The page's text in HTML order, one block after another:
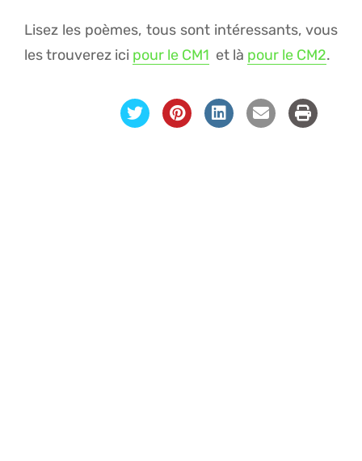
Lisez les poèmes, tous sont intéressants, vous
les trouverez ici pour le CM1 et là pour le CM2.